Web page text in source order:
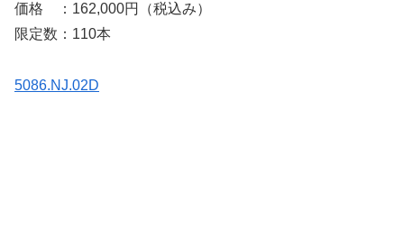
価格 ：162,000円（税込み）
限定数：110本
5086.NJ.02D